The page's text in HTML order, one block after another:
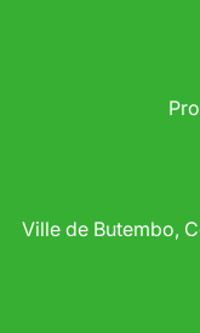
Ville de Butembo,